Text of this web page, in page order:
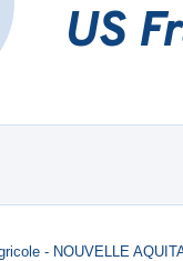
US
- NOUVELLE